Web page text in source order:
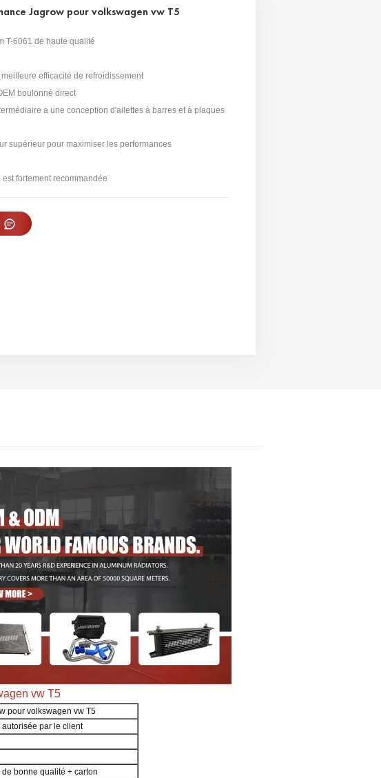
Jagrow pour volkswagen vw T5
T-6061 de haute qualité
efficacité de refroidissement
boulonné direct
a une conception d'ailettes à barres et à plaques
supérieur pour maximiser les performances
fortement recommandée
vw T5
pour volkswagen vw T5
par le client
bonne qualité + carton